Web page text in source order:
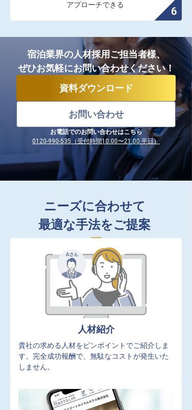
アプローチできる
宿泊業界の人材採用ご担当者様、
ぜひお気軽にお問い合わせください！
お問い合わせ
資料ダウンロード
お電話でのお問い合わせはこちら
0120-990-535（受付時間10:00〜21:00 平日）
ニーズに合わせて
最適な手法をご提案
人材紹介
貴社の求める人材をピンポイントでご紹介しま
す。完全成功報酬で、無駄なコストが発生いた
しません。